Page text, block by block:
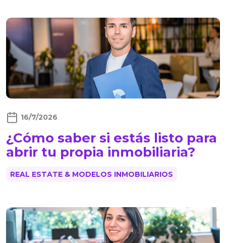
16/7/2026
¿Cómo saber si estás listo para
abrir tu propia inmobiliaria?
REAL ESTATE & MODELOS INMOBILIARIOS